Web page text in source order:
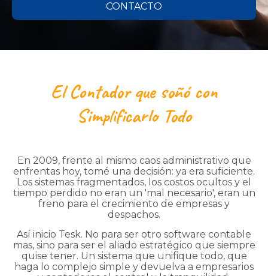
CONTACTO
El Contador que soñó con
Simplificarlo Todo
En 2009, frente al mismo caos administrativo que
enfrentas hoy, tomé una decisión: ya era suficiente.
Los sistemas fragmentados, los costos ocultos y el
tiempo perdido no eran un 'mal necesario', eran un
freno para el crecimiento de empresas y
despachos.
Así inicio Tesk. No para ser otro software contable
mas, sino para ser el aliado estratégico que siempre
quise tener. Un sistema que unifique todo, que
haga lo complejo simple y devuelva a empresarios